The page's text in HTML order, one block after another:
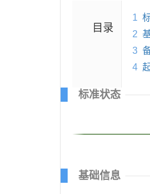
目录
1
2
3
4
标准状态
基础信息